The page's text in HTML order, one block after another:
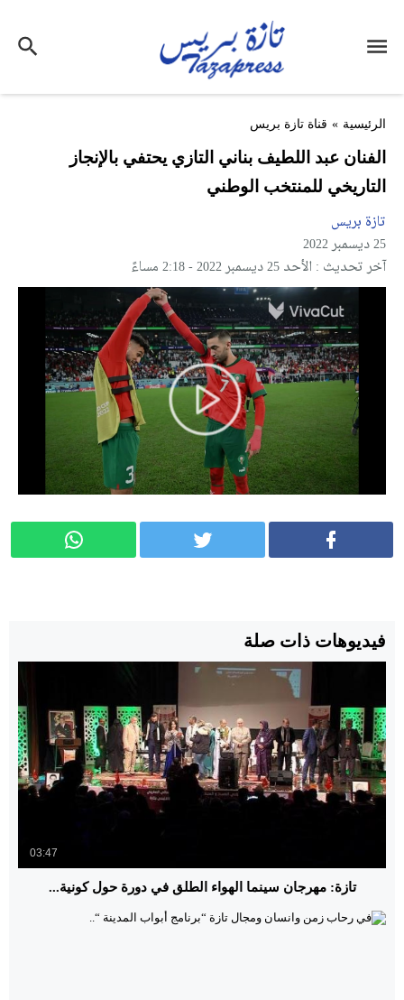
الرئيسية » قناة تازة بريس
الفنان عبد اللطيف بناني التازي يحتفي بالإنجاز
التاريخي للمنتخب الوطني
تازة بريس
25 ديسمبر 2022
آخر تحديث : الأحد 25 ديسمبر 2022 - 2:18 مساءً
فيديوهات ذات صلة
03:47
تازة: مهرجان سينما الهواء الطلق في دورة حول كونية...